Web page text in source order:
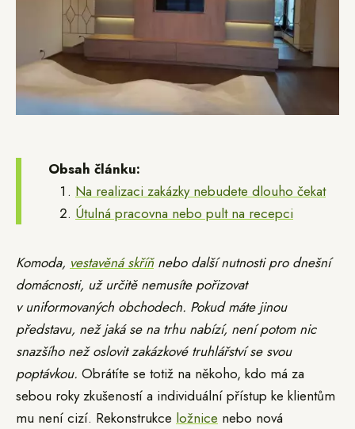
Obsah článku:
Na realizaci zakázky nebudete dlouho čekat
Útulná pracovna nebo pult na recepci
Komoda, vestavěná skříňnebo další nutnosti pro dnešní
domácnosti, už určitě nemusíte pořizovat
v uniformovaných obchodech. Pokud máte jinou
představu, než jaká se na trhu nabízí, není potom nic
snazšího než oslovit zakázkové truhlářství se svou
poptávkou. Obrátíte se totiž na někoho, kdo má za
sebou roky zkušeností a individuální přístup ke klientům
mu není cizí. Rekonstrukce ložnice nebo nová